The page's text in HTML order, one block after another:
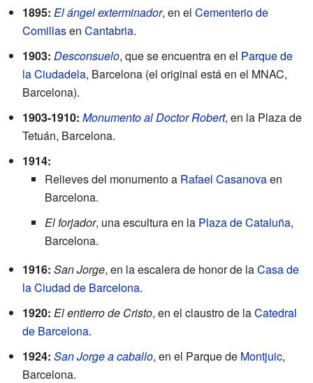
1895: El ángel exterminador, en el Cementerio de
Comillasen Cantabria.
1903: Desconsuelo, que se encuentra en el Parque de
la Ciudadela, Barcelona (el original está en el MNAC,
Barcelona).
1903-1910: Monumento al Doctor Robert, en la Plaza de
Tetuán, Barcelona.
1914:
Relieves del monumento a Rafael Casanovaen
Barcelona.
El forjador, una escultura en la Plaza de Cataluña,
Barcelona.
1916: San Jorge, en la escalera de honor de laCasa de
la Ciudad de Barcelona.
1920: El entierro de Cristo, en el claustro de laCatedral
de Barcelona.
1924: San Jorge a caballo, en el Parque de Montjuic,
Barcelona.